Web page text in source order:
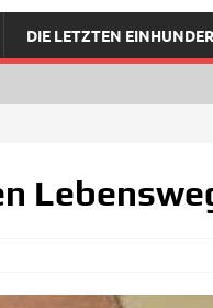
DIE LETZTEN